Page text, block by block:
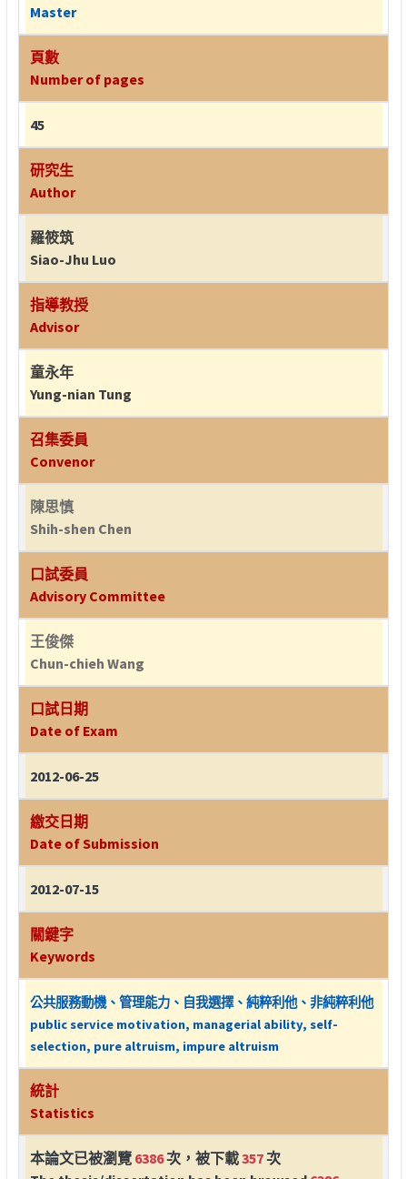
Master
頁數
Number of pages
45
研究生
Author
羅筱筑
Siao-Jhu Luo
指導教授
Advisor
童永年
Yung-nian Tung
召集委員
Convenor
陳思慎
Shih-shen Chen
口試委員
Advisory Committee
王俊傑
Chun-chieh Wang
口試日期
Date of Exam
2012-06-25
繳交日期
Date of Submission
2012-07-15
關鍵字
Keywords
公共服務動機、管理能力、自我選擇、純粹利他、非純粹利他
public service motivation, managerial ability, self-
selection, pure altruism, impure altruism
統計
Statistics
本論文已被瀏覽 6386次，被下載357次